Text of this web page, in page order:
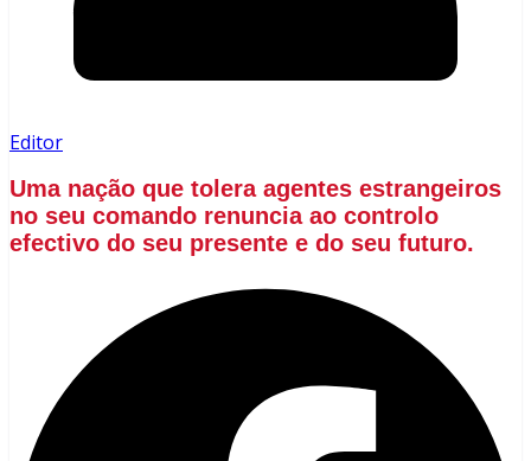
Editor
Uma nação que tolera agentes estrangeiros
no seu comando renuncia ao controlo
efectivo do seu presente e do seu futuro.